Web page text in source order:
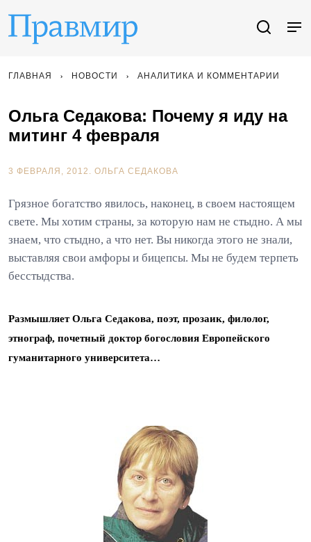
ГЛАВНАЯ НОВОСТИ АНАЛИТИКА И КОММЕНТАРИИ
Ольга Седакова: Почему я иду на
митинг 4 февраля
3 ФЕВРАЛЯ, 2012. ОЛЬГА СЕДАКОВА
Грязное богатство явилось, наконец, в своем настоящем
свете. Мы хотим страны, за которую нам не стыдно. А мы
знаем, что стыдно, а что нет. Вы никогда этого не знали,
выставляя свои амфоры и бицепсы. Мы не будем терпеть
бесстыдства.
Размышляет Ольга Седакова, поэт, прозаик, филолог,
этнограф, почетный доктор богословия Европейского
гуманитарного университета…